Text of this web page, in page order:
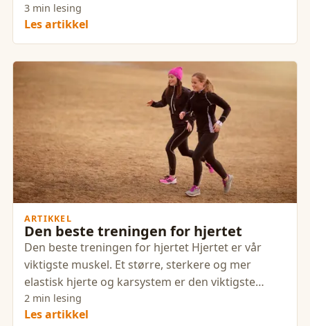
fremgangen av treningen din.
3 min lesing
Les artikkel
ARTIKKEL
Den beste treningen for hjertet
Den beste treningen for hjertet Hjertet er vår
viktigste muskel. Et større, sterkere og mer
elastisk hjerte og karsystem er den viktigste
enkeltstående faktoren
2 min lesing
Les artikkel